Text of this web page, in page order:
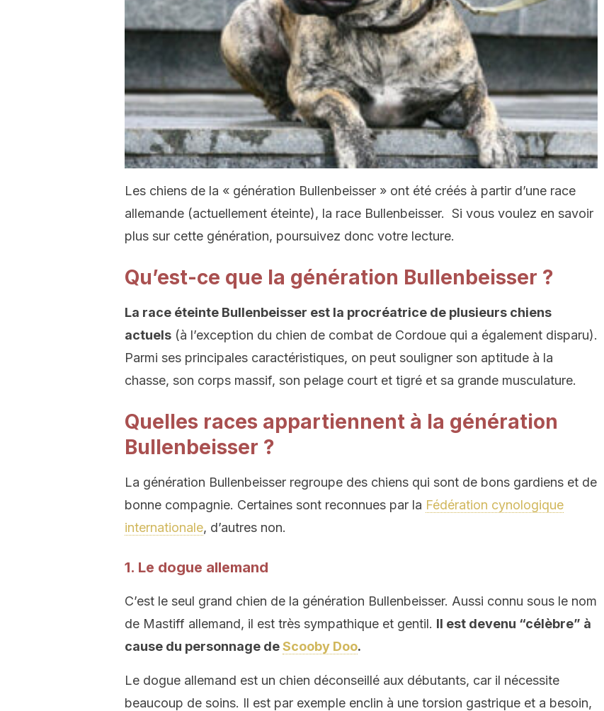
Les chiens de la « génération Bullenbeisser » ont été créés à partir d’une race
allemande (actuellement éteinte), la race Bullenbeisser. Si vous voulez en savoir
plus sur cette génération, poursuivez donc votre lecture.
Qu’est-ce que la génération Bullenbeisser ?
La race éteinte Bullenbeisser est la procréatrice de plusieurs chiens
actuels (à l’exception du chien de combat de Cordoue qui a également disparu).
Parmi ses principales caractéristiques, on peut souligner son aptitude à la
chasse, son corps massif, son pelage court et tigré et sa grande musculature.
Quelles races appartiennent à la génération
Bullenbeisser ?
La génération Bullenbeisser regroupe des chiens qui sont de bons gardiens et de
bonne compagnie. Certaines sont reconnues par la Fédération cynologique
internationale, d’autres non.
1. Le dogue allemand
C’est le seul grand chien de la génération Bullenbeisser. Aussi connu sous le nom
de Mastiff allemand, il est très sympathique et gentil. Il est devenu “célèbre” à
cause du personnage deScooby Doo.
Le dogue allemand est un chien déconseillé aux débutants, car il nécessite
beaucoup de soins. Il est par exemple enclin à une torsion gastrique et a besoin,